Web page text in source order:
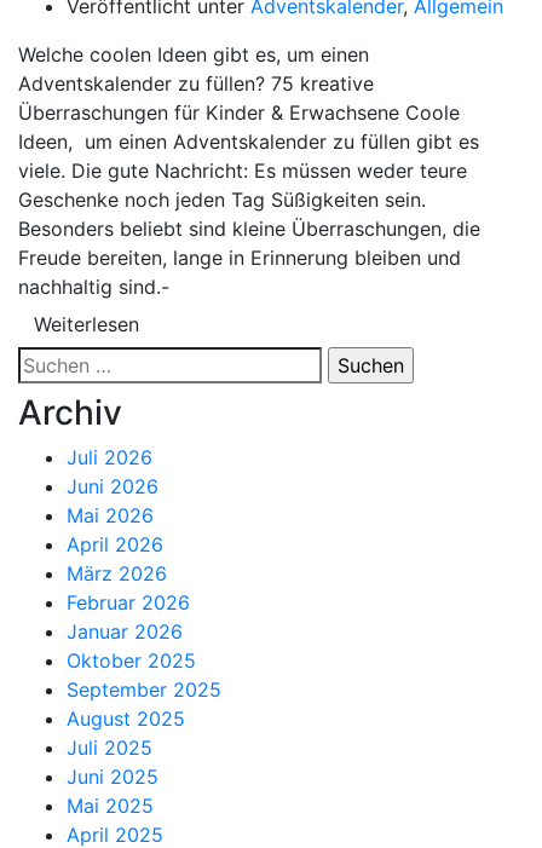
Veröffentlicht unter Adventskalender, Allgemein
Welche coolen Ideen gibt es, um einen
Adventskalender zu füllen? 75 kreative
Überraschungen für Kinder & Erwachsene Coole
Ideen, um einen Adventskalender zu füllen gibt es
viele. Die gute Nachricht: Es müssen weder teure
Geschenke noch jeden Tag Süßigkeiten sein.
Besonders beliebt sind kleine Überraschungen, die
Freude bereiten, lange in Erinnerung bleiben und
nachhaltig sind.-
Weiterlesen
Suchen
nach:
Archiv
Juli 2026
Juni 2026
Mai 2026
April 2026
März 2026
Februar 2026
Januar 2026
Oktober 2025
September 2025
August 2025
Juli 2025
Juni 2025
Mai 2025
April 2025